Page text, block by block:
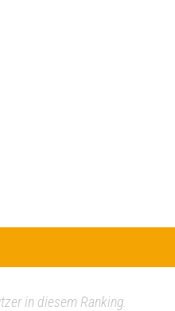
in diesem Ranking.